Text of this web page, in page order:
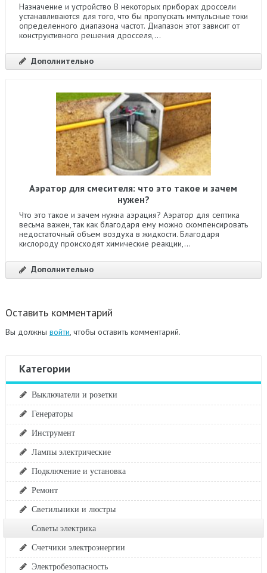
Назначение и устройство В некоторых приборах дроссели
устанавливаются для того, что бы пропускать импульсные токи
определенного диапазона частот. Диапазон этот зависит от
конструктивного решения дросселя,...
Дополнительно
Аэратор для смесителя: что это такое и зачем
нужен?
Что это такое и зачем нужна аэрация? Аэратор для септика
весьма важен, так как благодаря ему можно скомпенсировать
недостаточный объем воздуха в жидкости. Благодаря
кислороду происходят химические реакции,...
Дополнительно
Оставить комментарий
Вы должны войти , чтобы оставить комментарий.
Категории
Выключатели и розетки
Генераторы
Инструмент
Лампы электрические
Подключение и установка
Ремонт
Светильники и люстры
Советы электрика
Счетчики электроэнергии
Электробезопасность